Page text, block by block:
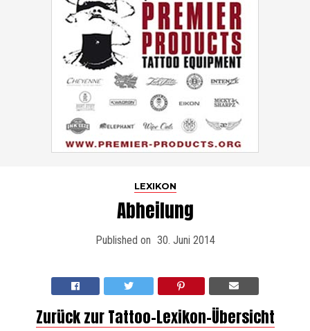
LEXIKON
Abheilung
Published on 30. Juni 2014
Zurück zur Tattoo-Lexikon-Übersicht